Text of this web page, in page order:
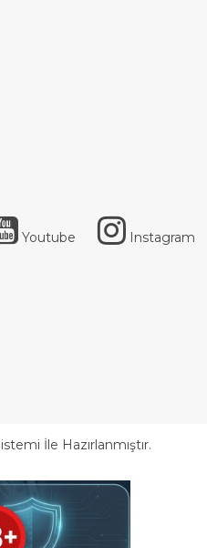
Youtube Instagram
İle Hazırlanmıştır.